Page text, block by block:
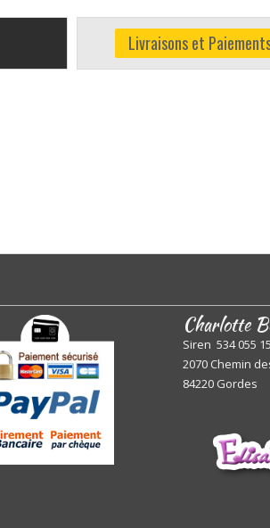
Livraisons et
Charlotte
Siren 534 055
2070 Chemin
84220 Gordes